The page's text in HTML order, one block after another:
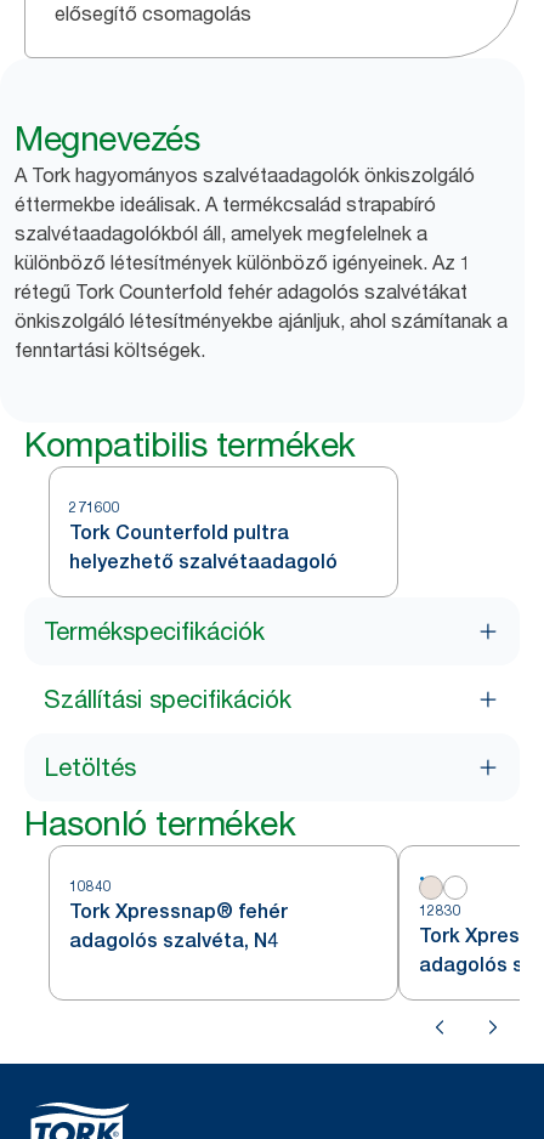
elősegítő csomagolás
Megnevezés
A Tork hagyományos szalvétaadagolók önkiszolgáló
éttermekbe ideálisak. A termékcsalád strapabíró
szalvétaadagolókból áll, amelyek megfelelnek a
különböző létesítmények különböző igényeinek. Az 1
rétegű Tork Counterfold fehér adagolós szalvétákat
önkiszolgáló létesítményekbe ajánljuk, ahol számítanak a
fenntartási költségek.
Kompatibilis termékek
271600
Tork Counterfold pultra
helyezhető szalvétaadagoló
Termékspecifikációk
Szállítási specifikációk
Letöltés
Hasonló termékek
10840
Tork Xpressnap® fehér
adagolós szalvéta, N4
12830
Tork
adagolós